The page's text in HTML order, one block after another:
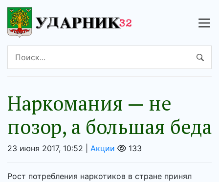
Наркомания — не
позор, а большая беда
23 июня 2017, 10:52 | Акции 133
Рост потребления наркотиков в стране принял